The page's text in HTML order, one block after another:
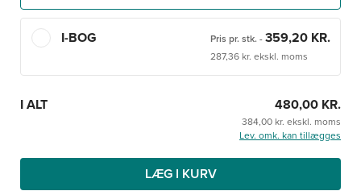
Bogen henvender sig til alle med interesse for specialet.
Denne 3. udgave af
Klinisk nuklearmediciner udgivet i
et samarbejde mellem Dansk Selskab for Klinisk
Fysiologi og Nuklearmedicin og forlaget Munksgaard.
I-BOG Pris pr. stk. - 359,20 KR.
287,36 kr. ekskl. moms
I ALT 480,00 KR.
384,00 kr. ekskl. moms
Lev. omk. kan tillægges
LÆG I KURV